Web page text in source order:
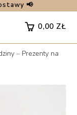
📢
0,00 ZŁ
– Prezenty na